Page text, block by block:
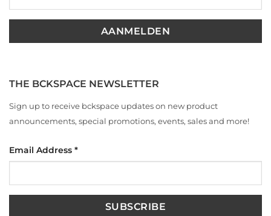
THE BCKSPACE NEWSLETTER
Sign up to receive bckspace updates on new product
announcements, special promotions, events, sales and more!
Email Address *